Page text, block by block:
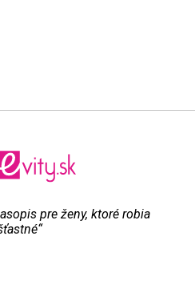
pre ženy, ktoré robia